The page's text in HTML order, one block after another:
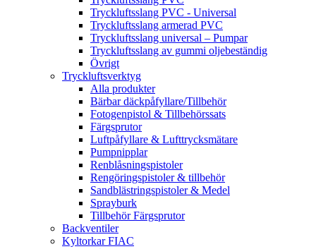
Tryckluftsslang PVC - Universal
Tryckluftsslang armerad PVC
Tryckluftsslang universal – Pumpar
Tryckluftsslang av gummi oljebeständig
Övrigt
Tryckluftsverktyg
Alla produkter
Bärbar däckpåfyllare/Tillbehör
Fotogenpistol & Tillbehörssats
Färgsprutor
Luftpåfyllare & Lufttrycksmätare
Pumpnipplar
Renblåsningspistoler
Rengöringspistoler & tillbehör
Sandblästringspistoler & Medel
Sprayburk
Tillbehör Färgsprutor
Backventiler
Kyltorkar FIAC